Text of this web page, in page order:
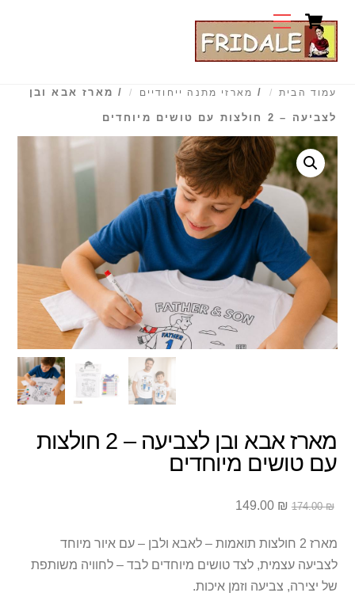
content
MenuCart
עמוד הבית / מארזי מתנה ייחודיים / מארז אבא ובן
לצביעה – 2 חולצות עם טושים מיוחדים
מארז אבא ובן לצביעה – 2 חולצות
עם טושים מיוחדים
174.00₪
המחיר
היה:
174.00 ₪.
149.00 ₪
הוא:
149.00 ₪.
מארז 2 חולצות תואמות – לאבא ולבן – עם איור מיוחד
לצביעה עצמית, לצד טושים מיוחדים לבד – לחוויה משותפת
של יצירה, צביעה וזמן איכות.